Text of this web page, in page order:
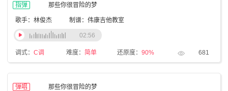
指弹 那些你很冒险的梦
歌手：林俊杰 制谱：伟康吉他教室
调式： C调 难度： 简单 还原度： 90% 681
02:56
弹唱 那些你很冒险的梦